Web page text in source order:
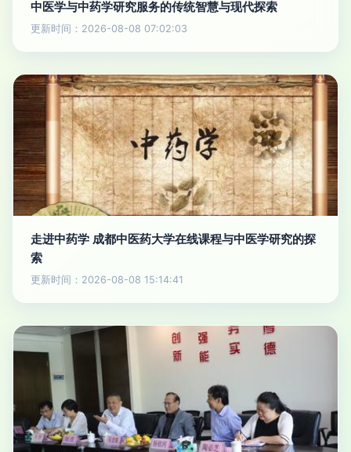
中医学与中药学研究服务的传统智慧与现代探索
更新时间：2026-08-08 07:02:03
走进中药学 成都中医药大学在线课程与中医学研究的探
索
更新时间：2026-08-08 15:14:41